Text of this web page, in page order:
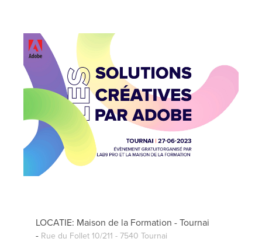
LOCATIE: Maison de la Formation - Tournai
- Rue du Follet 10/211 - 7540 Tournai